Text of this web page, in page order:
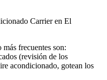
Carrier en El
frecuentes son:
(revisión de los
acondicionado, gotean los